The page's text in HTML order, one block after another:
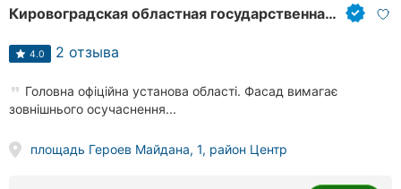
Кировоградская областная государственная администрация
4.0 2 отзыва
Головна офіційна установа області. Фасад вимагає
зовнішнього осучаснення...
площадь Героев Майдана, 1, район Центр